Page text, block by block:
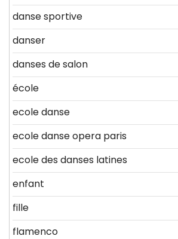
danse sportive
danser
danses de salon
école
ecole danse
ecole danse opera paris
ecole des danses latines
enfant
fille
flamenco